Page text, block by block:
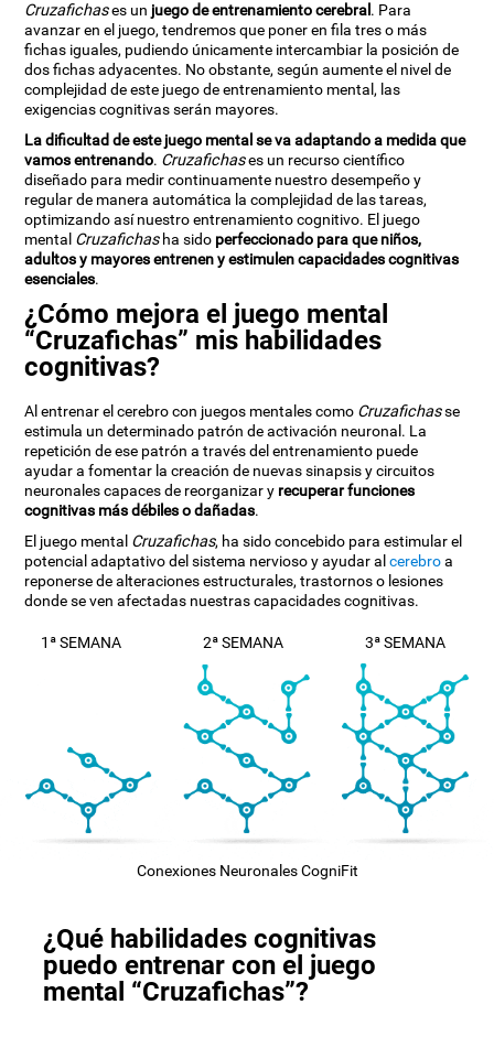
Cruzafichases un juego de entrenamiento cerebral. Para
avanzar en el juego, tendremos que poner en fila tres o más
fichas iguales, pudiendo únicamente intercambiar la posición de
dos fichas adyacentes. No obstante, según aumente el nivel de
complejidad de este juego de entrenamiento mental, las
exigencias cognitivas serán mayores.
La dificultad de este juego mental se va adaptando a medida que
vamos entrenando. Cruzafichases un recurso científico
diseñado para medir continuamente nuestro desempeño y
regular de manera automática la complejidad de las tareas,
optimizando así nuestro entrenamiento cognitivo. El juego
mental Cruzafichasha sido perfeccionado para que niños,
adultos y mayores entrenen y estimulen capacidades cognitivas
esenciales.
¿Cómo mejora el juego mental
“Cruzafichas” mis habilidades
cognitivas?
Al entrenar el cerebro con juegos mentales como Cruzafichasse
estimula un determinado patrón de activación neuronal. La
repetición de ese patrón a través del entrenamiento puede
ayudar a fomentar la creación de nuevas sinapsis y circuitos
neuronales capaces de reorganizar y recuperar funciones
cognitivas más débiles o dañadas.
El juego mental Cruzafichas, ha sido concebido para estimular el
potencial adaptativo del sistema nervioso y ayudar alcerebroa
reponerse de alteraciones estructurales, trastornos o lesiones
donde se ven afectadas nuestras capacidades cognitivas.
1ª SEMANA 2ª SEMANA 3ª SEMANA
Conexiones Neuronales CogniFit
¿Qué habilidades cognitivas
puedo entrenar con el juego
mental “Cruzafichas”?